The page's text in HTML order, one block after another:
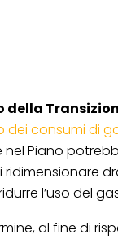
della
consumi di
nel Piano
l’uso del
al fine di